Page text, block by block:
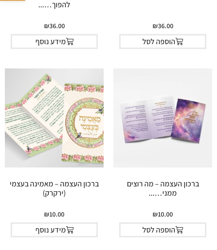
₪36.00
הוספה לסל
להפוך…...
₪36.00
מידע נוסף
ברכון העצמה – מה רוצים
ממני…...
₪10.00
הוספה לסל
ברכון העצמה – מאמינה בעצמי
(ירקרק)
₪10.00
מידע נוסף